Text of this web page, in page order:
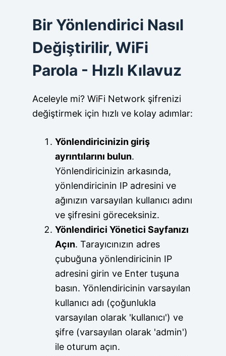
Bir Yönlendirici Nasıl
Değiştirilir, WiFi
Parola - Hızlı Kılavuz
Aceleyle mi? WiFi Network şifrenizi
değiştirmek için hızlı ve kolay adımlar:
Yönlendiricinizin giriş
ayrıntılarını bulun.
Yönlendiricinizin arkasında,
yönlendiricinin IP adresini ve
ağınızın varsayılan kullanıcı adını
ve şifresini göreceksiniz.
Yönlendirici Yönetici Sayfanızı
Açın. Tarayıcınızın adres
çubuğuna yönlendiricinin IP
adresini girin ve Enter tuşuna
basın. Yönlendiricinin varsayılan
kullanıcı adı (çoğunlukla
varsayılan olarak 'kullanıcı') ve
şifre (varsayılan olarak 'admin')
ile oturum açın.